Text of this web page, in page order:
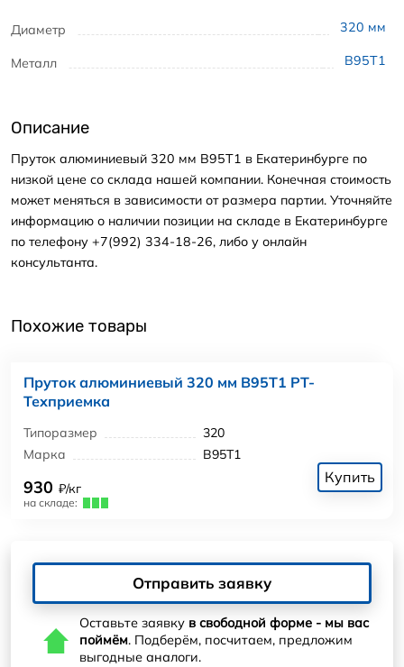
Диаметр 320 мм
Металл В95Т1
Описание
Пруток алюминиевый 320 мм В95Т1 в Екатеринбурге по
низкой цене со склада нашей компании. Конечная стоимость
может меняться в зависимости от размера партии. Уточняйте
информацию о наличии позиции на складе в Екатеринбурге
по телефону +7(992) 334-18-26, либо у онлайн
консультанта.
Похожие товары
Пруток алюминиевый 320 мм В95Т1 РТ-
Техприемка
Типоразмер
320
Марка
В95Т1
930 ₽/кг
на складе:
Купить
Отправить заявку
Оставьте заявку в свободной форме - мы вас
поймём. Подберём, посчитаем, предложим
выгодные аналоги.